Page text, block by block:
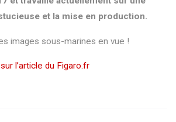
et la mise en production.
images sous-marines en vue !
l’article du Figaro.fr